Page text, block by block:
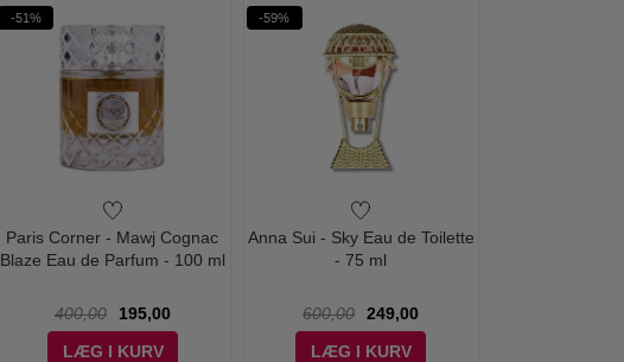
-51%
Paris Corner - Mawj Cognac
Blaze Eau de Parfum - 100 ml
400,00
195,00
LÆG I KURV
-59%
Anna Sui - Sky Eau de Toilette
- 75 ml
600,00
249,00
LÆG I KURV